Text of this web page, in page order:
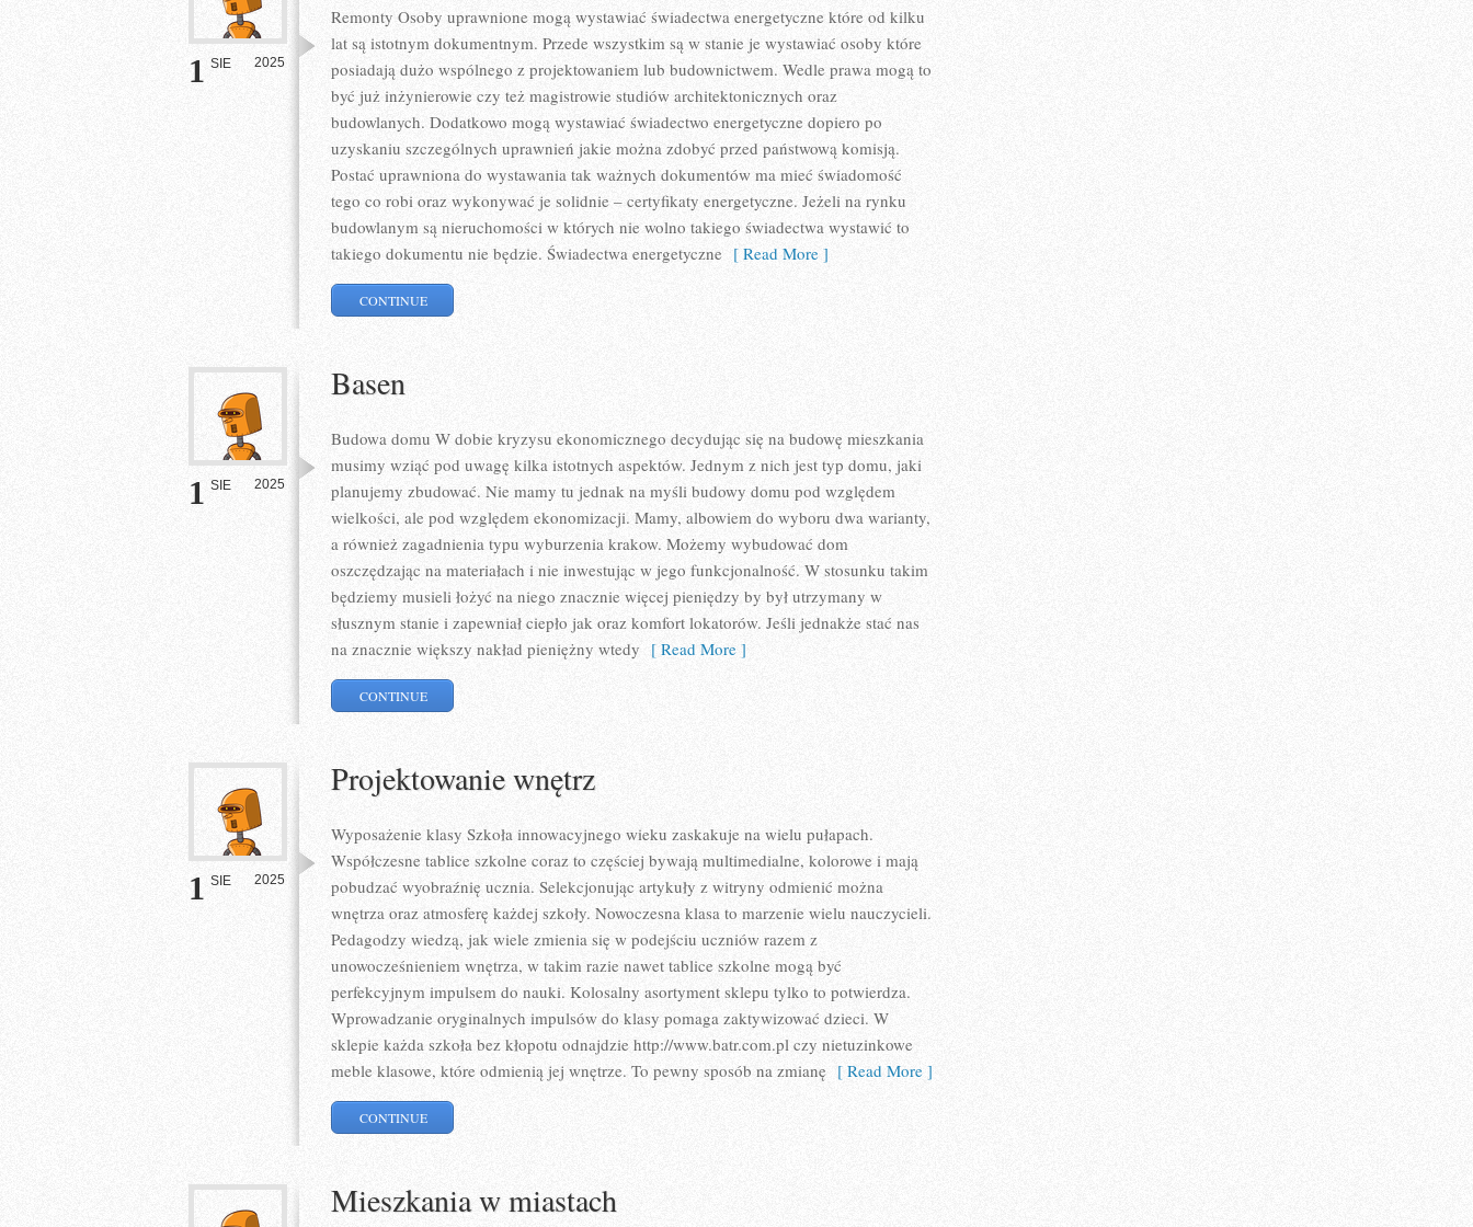
1 SIE 2025
Remonty Osoby uprawnione mogą wystawiać świadectwa energetyczne które od kilku
lat są istotnym dokumentnym. Przede wszystkim są w stanie je wystawiać osoby które
posiadają dużo wspólnego z projektowaniem lub budownictwem. Wedle prawa mogą to
być już inżynierowie czy też magistrowie studiów architektonicznych oraz
budowlanych. Dodatkowo mogą wystawiać świadectwo energetyczne dopiero po
uzyskaniu szczególnych uprawnień jakie można zdobyć przed państwową komisją.
Postać uprawniona do wystawania tak ważnych dokumentów ma mieć świadomość
tego co robi oraz wykonywać je solidnie – certyfikaty energetyczne. Jeżeli na rynku
budowlanym są nieruchomości w których nie wolno takiego świadectwa wystawić to
takiego dokumentu nie będzie. Świadectwa energetyczne [ Read More ]
CONTINUE
1 SIE 2025
Basen
Budowa domu W dobie kryzysu ekonomicznego decydując się na budowę mieszkania
musimy wziąć pod uwagę kilka istotnych aspektów. Jednym z nich jest typ domu, jaki
planujemy zbudować. Nie mamy tu jednak na myśli budowy domu pod względem
wielkości, ale pod względem ekonomizacji. Mamy, albowiem do wyboru dwa warianty,
a również zagadnienia typu wyburzenia krakow. Możemy wybudować dom
oszczędzając na materiałach i nie inwestując w jego funkcjonalność. W stosunku takim
będziemy musieli łożyć na niego znacznie więcej pieniędzy by był utrzymany w
słusznym stanie i zapewniał ciepło jak oraz komfort lokatorów. Jeśli jednakże stać nas
na znacznie większy nakład pieniężny wtedy [ Read More ]
CONTINUE
1 SIE 2025
Projektowanie wnętrz
Wyposażenie klasy Szkoła innowacyjnego wieku zaskakuje na wielu pułapach.
Współczesne tablice szkolne coraz to częściej bywają multimedialne, kolorowe i mają
pobudzać wyobraźnię ucznia. Selekcjonując artykuły z witryny odmienić można
wnętrza oraz atmosferę każdej szkoły. Nowoczesna klasa to marzenie wielu nauczycieli.
Pedagodzy wiedzą, jak wiele zmienia się w podejściu uczniów razem z
unowocześnieniem wnętrza, w takim razie nawet tablice szkolne mogą być
perfekcyjnym impulsem do nauki. Kolosalny asortyment sklepu tylko to potwierdza.
Wprowadzanie oryginalnych impulsów do klasy pomaga zaktywizować dzieci. W
sklepie każda szkoła bez kłopotu odnajdzie http://www.batr.com.pl czy nietuzinkowe
meble klasowe, które odmienią jej wnętrze. To pewny sposób na zmianę [ Read More ]
CONTINUE
Mieszkania w miastach